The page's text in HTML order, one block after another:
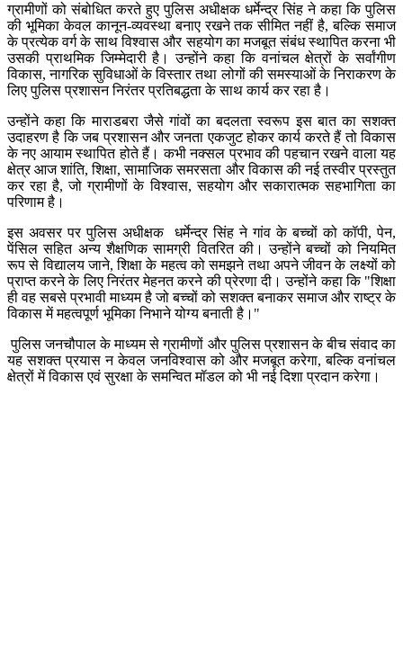
ग्रामीणों को संबोधित करते हुए पुलिस अधीक्षक धर्मेन्द्र सिंह ने कहा कि पुलिस
की भूमिका केवल कानून-व्यवस्था बनाए रखने तक सीमित नहीं है, बल्कि समाज
के प्रत्येक वर्ग के साथ विश्वास और सहयोग का मजबूत संबंध स्थापित करना भी
उसकी प्राथमिक जिम्मेदारी है। उन्होंने कहा कि वनांचल क्षेत्रों के सर्वांगीण
विकास, नागरिक सुविधाओं के विस्तार तथा लोगों की समस्याओं के निराकरण के
लिए पुलिस प्रशासन निरंतर प्रतिबद्धता के साथ कार्य कर रहा है।
उन्होंने कहा कि माराडबरा जैसे गांवों का बदलता स्वरूप इस बात का सशक्त
उदाहरण है कि जब प्रशासन और जनता एकजुट होकर कार्य करते हैं तो विकास
के नए आयाम स्थापित होते हैं। कभी नक्सल प्रभाव की पहचान रखने वाला यह
क्षेत्र आज शांति, शिक्षा, सामाजिक समरसता और विकास की नई तस्वीर प्रस्तुत
कर रहा है, जो ग्रामीणों के विश्वास, सहयोग और सकारात्मक सहभागिता का
परिणाम है।
इस अवसर पर पुलिस अधीक्षक धर्मेन्द्र सिंह ने गांव के बच्चों को कॉपी, पेन,
पेंसिल सहित अन्य शैक्षणिक सामग्री वितरित की। उन्होंने बच्चों को नियमित
रूप से विद्यालय जाने, शिक्षा के महत्व को समझने तथा अपने जीवन के लक्ष्यों को
प्राप्त करने के लिए निरंतर मेहनत करने की प्रेरणा दी। उन्होंने कहा कि "शिक्षा
ही वह सबसे प्रभावी माध्यम है जो बच्चों को सशक्त बनाकर समाज और राष्ट्र के
विकास में महत्वपूर्ण भूमिका निभाने योग्य बनाती है।"
पुलिस जनचौपाल के माध्यम से ग्रामीणों और पुलिस प्रशासन के बीच संवाद का
यह सशक्त प्रयास न केवल जनविश्वास को और मजबूत करेगा, बल्कि वनांचल
क्षेत्रों में विकास एवं सुरक्षा के समन्वित मॉडल को भी नई दिशा प्रदान करेगा।